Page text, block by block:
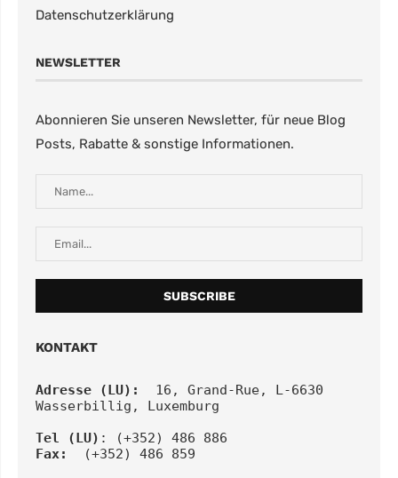
Datenschutzerklärung
NEWSLETTER
Abonnieren Sie unseren Newsletter, für neue Blog
Posts, Rabatte & sonstige Informationen.
KONTAKT
Adresse (LU):
16, Grand-Rue, L-6630
Wasserbillig, Luxemburg
Tel
(LU) : (+352) 486 886
Fax:
(+352) 486 859